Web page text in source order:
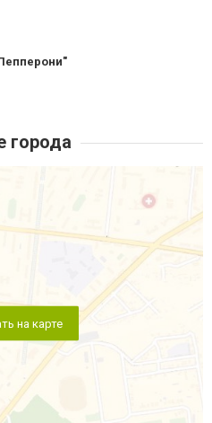
города
на карте